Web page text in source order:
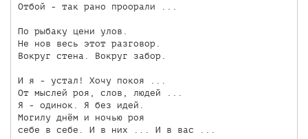
Отбой - так рано проорали ...
По рыбаку цени улов.
Не нов весь этот разговор.
Вокруг стена. Вокруг забор.
И я - устал! Хочу покоя ...
От мыслей роя, слов, людей ...
Я - одинок. Я без идей.
Могилу днём и ночью роя
себе в себе. И в них ... И в вас ...